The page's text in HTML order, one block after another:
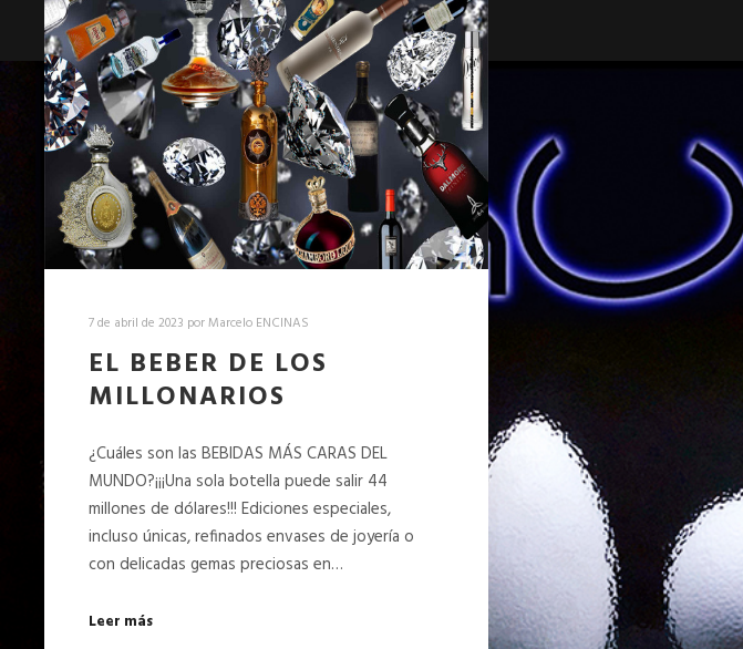
7 de abril de 2023 porMarcelo ENCINAS
EL BEBER DE LOS
MILLONARIOS
¿Cuáles son las BEBIDAS MÁS CARAS DEL
MUNDO?¡¡¡Una sola botella puede salir 44
millones de dólares!!! Ediciones especiales,
incluso únicas, refinados envases de joyería o
con delicadas gemas preciosas en…
Leer más